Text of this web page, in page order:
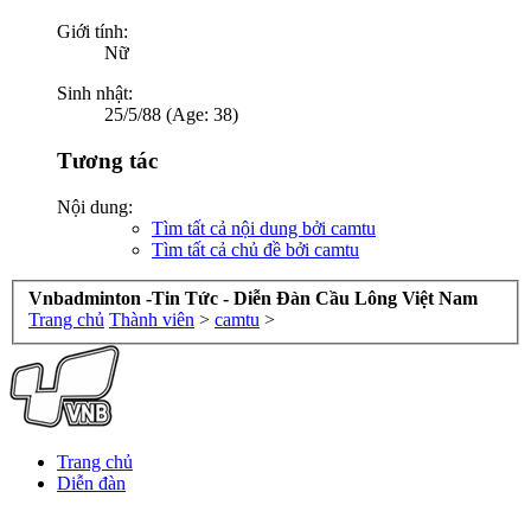
Giới tính:
Nữ
Sinh nhật:
25/5/88 (Age: 38)
Tương tác
Nội dung:
Tìm tất cả nội dung bởi camtu
Tìm tất cả chủ đề bởi camtu
Vnbadminton -Tin Tức - Diễn Đàn Cầu Lông Việt Nam
Trang chủ Thành viên > camtu >
Trang chủ
Diễn đàn